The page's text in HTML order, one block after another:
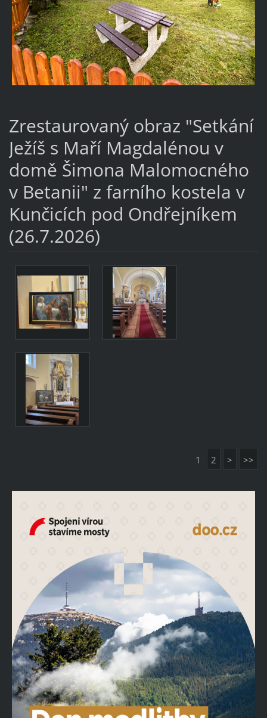
Zrestaurovaný obraz "Setkání
Ježíš s Maří Magdalénou v
domě Šimona Malomocného
v Betanii" z farního kostela v
Kunčicích pod Ondřejníkem
(26.7.2026)
1 2 > >>